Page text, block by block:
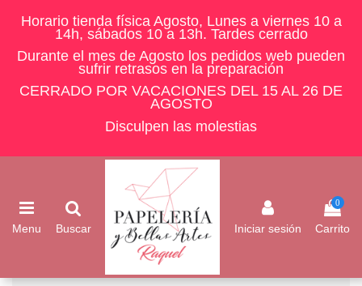
Horario tienda física Agosto, Lunes a viernes 10 a
14h, sábados 10 a 13h. Tardes cerrado
Durante el mes de Agosto los pedidos web pueden
sufrir retrasos en la preparación
CERRADO POR VACACIONES DEL 15 AL 26 DE
AGOSTO
Disculpen las molestias
Menu Buscar Iniciar sesión
0
Carrito